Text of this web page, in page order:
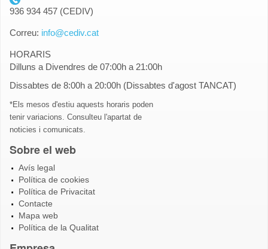
telefon_cediv.gif
936 934 457 (CEDIV)
Correu: info@cediv.cat
HORARIS
Dilluns a Divendres de 07:00h a 21:00h
Dissabtes de 8:00h a 20:00h (Dissabtes d'agost TANCAT)
*Els mesos d'estiu aquests horaris poden
tenir variacions. Consulteu l'apartat de
noticies i comunicats.
Sobre el web
Avís legal
Política de cookies
Política de Privacitat
Contacte
Mapa web
Política de la Qualitat